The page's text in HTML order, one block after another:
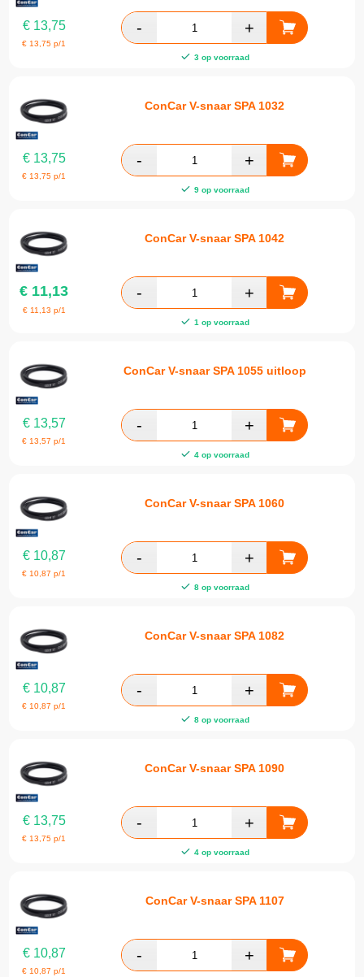
€13,75
€ 13,75 p/1
3 op voorraad
ConCar V-snaar SPA 1032
€13,75
€ 13,75 p/1
9 op voorraad
ConCar V-snaar SPA 1042
€ 11,13
€ 11,13 p/1
1 op voorraad
ConCar V-snaar SPA 1055 uitloop
€13,57
€ 13,57 p/1
4 op voorraad
ConCar V-snaar SPA 1060
€10,87
€ 10,87 p/1
8 op voorraad
ConCar V-snaar SPA 1082
€10,87
€ 10,87 p/1
8 op voorraad
ConCar V-snaar SPA 1090
€13,75
€ 13,75 p/1
4 op voorraad
ConCar V-snaar SPA 1107
€10,87
€ 10,87 p/1